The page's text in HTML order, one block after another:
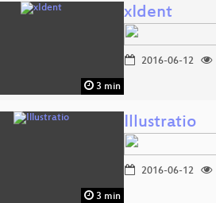
3 min
xIdent
2016-06-12
3 min
Illustratio
2016-06-12